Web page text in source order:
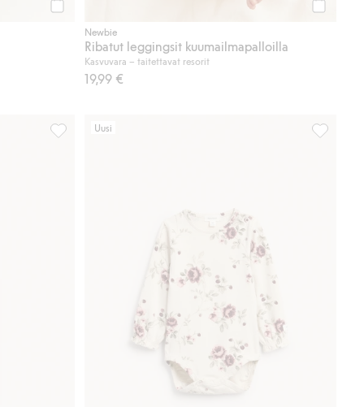
Newbie
Ribatut leggingsit kuumailmapalloilla
Kasvuvara – taitettavat resorit
19,99 €
Uusi